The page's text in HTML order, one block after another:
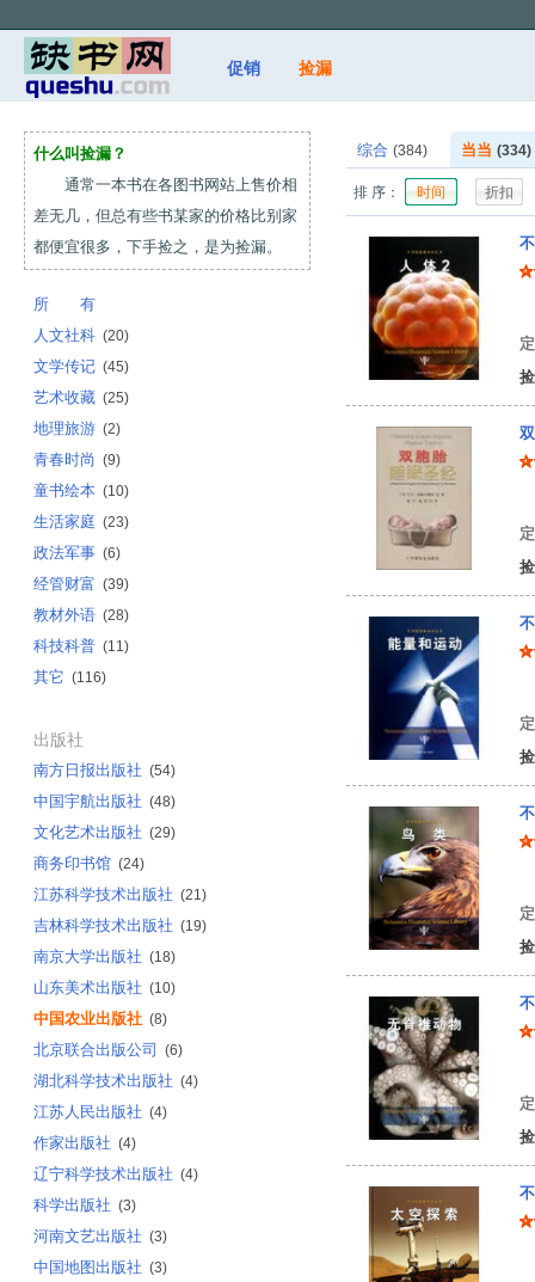
促销 捡漏
什么叫捡漏？
通常一本书在各图书网站上售价相
差无几，但总有些书某家的价格比别家
都便宜很多，下手捡之，是为捡漏。
所 有
人文社科 (20)
文学传记 (45)
艺术收藏 (25)
地理旅游 (2)
青春时尚 (9)
童书绘本 (10)
生活家庭 (23)
政法军事 (6)
经管财富 (39)
教材外语 (28)
科技科普 (11)
其它 (116)
出版社
南方日报出版社 (54)
中国宇航出版社 (48)
文化艺术出版社 (29)
商务印书馆 (24)
江苏科学技术出版社 (21)
吉林科学技术出版社 (19)
南京大学出版社 (18)
山东美术出版社 (10)
中国农业出版社 (8)
北京联合出版公司 (6)
湖北科学技术出版社 (4)
江苏人民出版社 (4)
作家出版社 (4)
辽宁科学技术出版社 (4)
科学出版社 (3)
河南文艺出版社 (3)
中国地图出版社 (3)
综合 (384) 当当 (334)
排 序： 时间 折扣